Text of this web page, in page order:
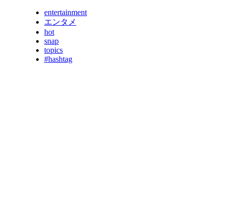
entertainment
エンタメ
hot
snap
topics
#hashtag